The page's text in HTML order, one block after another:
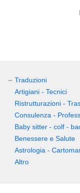
Traduzioni
Artigiani - Tecnici
Ristrutturazioni -
Consulenza -
Baby sitter - colf -
Benessere e Salute
Astrologia -
Altro